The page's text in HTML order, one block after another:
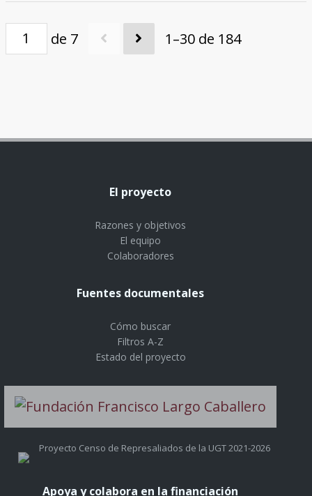
de 7 1–30 de 184
El proyecto
Razones y objetivos
El equipo
Colaboradores
Fuentes documentales
Cómo buscar
Filtros A-Z
Estado del proyecto
Proyecto Censo de Represaliados de la UGT 2021-2026
Apoya y colabora en la financiación